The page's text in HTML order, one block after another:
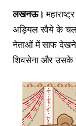
लखनऊ।
अड़ियल रवैये के
नेताओं में साफ देखने
शिवसेना और उसके